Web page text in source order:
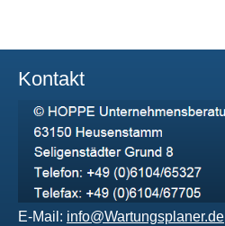
Kontakt
E-Mail: info@Wartungsplaner.de